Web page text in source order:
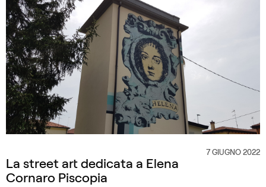
7 GIUGNO 2022
La street art dedicata a Elena
Cornaro Piscopia